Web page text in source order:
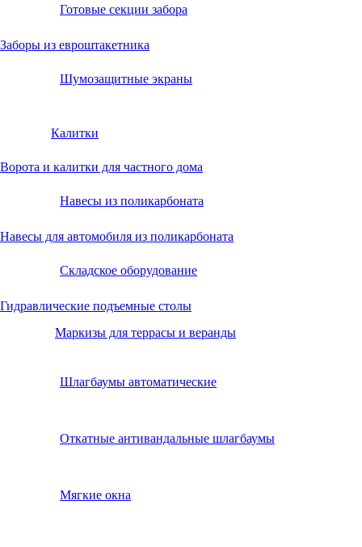
Готовые секции забора
Заборы из евроштакетника
Шумозащитные экраны
Калитки
Ворота и калитки для частного дома
Навесы из поликарбоната
Навесы для автомобиля из поликарбоната
Складское оборудование
Гидравлические подъемные столы
Маркизы для террасы и веранды
Шлагбаумы автоматические
Откатные антивандальные шлагбаумы
Мягкие окна